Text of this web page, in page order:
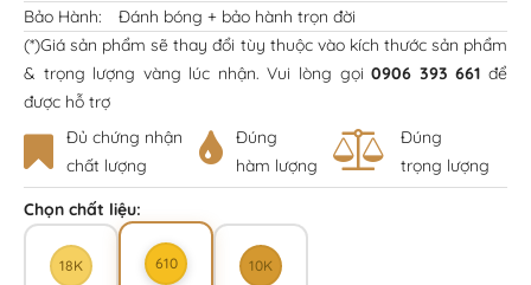
Bảo Hành:
Đánh bóng + bảo hành trọn đời
(*)Giá sản phẩm sẽ thay đổi tùy thuộc vào kích thước sản phẩm
& trọng lượng vàng lúc nhận. Vui lòng gọi0906 393 661 để
được hỗ trợ
Đủ chứng nhận
chất lượng
Đúng
hàm lượng
Đúng
trọng lượng
Chọn chất liệu:
18K 610 10K